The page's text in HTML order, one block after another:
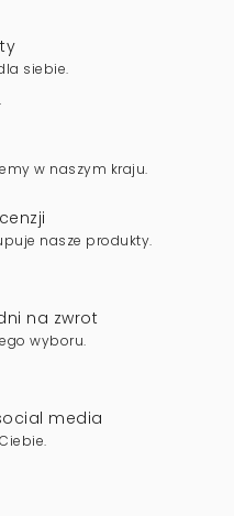
siebie.
w naszym kraju.
nasze produkty.
na zwrot
wyboru.
media